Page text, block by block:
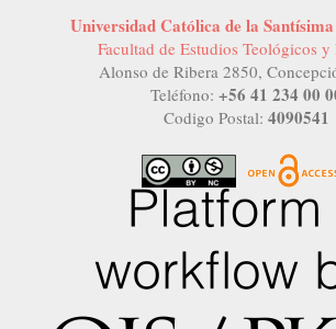
Universidad Católica de la
Facultad de Estudios Teológicos
Alonso de Ribera 2850,
Teléfono: +56 41 234 00
Codigo Postal: 4090541